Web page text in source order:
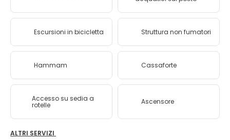
Escursioni in bicicletta Struttura non fumatori
Hammam Cassaforte
Accesso su sedia a
rotelle Ascensore
ALTRI SERVIZI